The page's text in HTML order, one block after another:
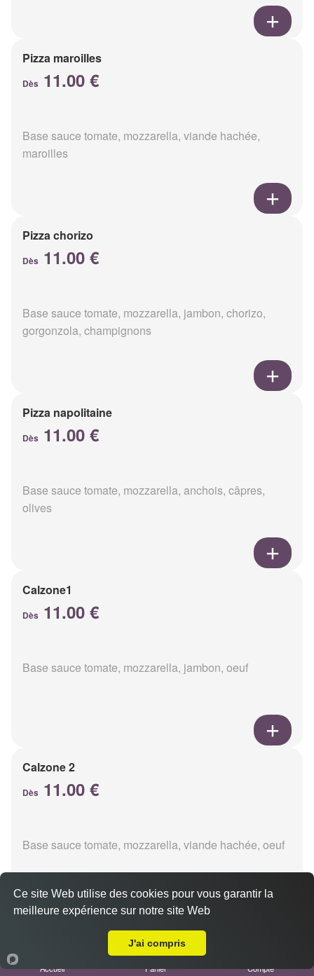
Pizza maroilles
Dès 11.00 €
Base sauce tomate, mozzarella, viande hachée,
maroilles
Pizza chorizo
Dès 11.00 €
Base sauce tomate, mozzarella, jambon, chorizo,
gorgonzola, champignons
Pizza napolitaine
Dès 11.00 €
Base sauce tomate, mozzarella, anchois, câpres,
olives
Calzone1
Dès 11.00 €
Base sauce tomate, mozzarella, jambon, oeuf
Calzone 2
Dès 11.00 €
Base sauce tomate, mozzarella, viande hachée, oeuf
Dès11.00 €
Accueil Panier Compte
Ce site Web utilise des cookies pour vous garantir la
meilleure expérience sur notre site Web
J'ai compris